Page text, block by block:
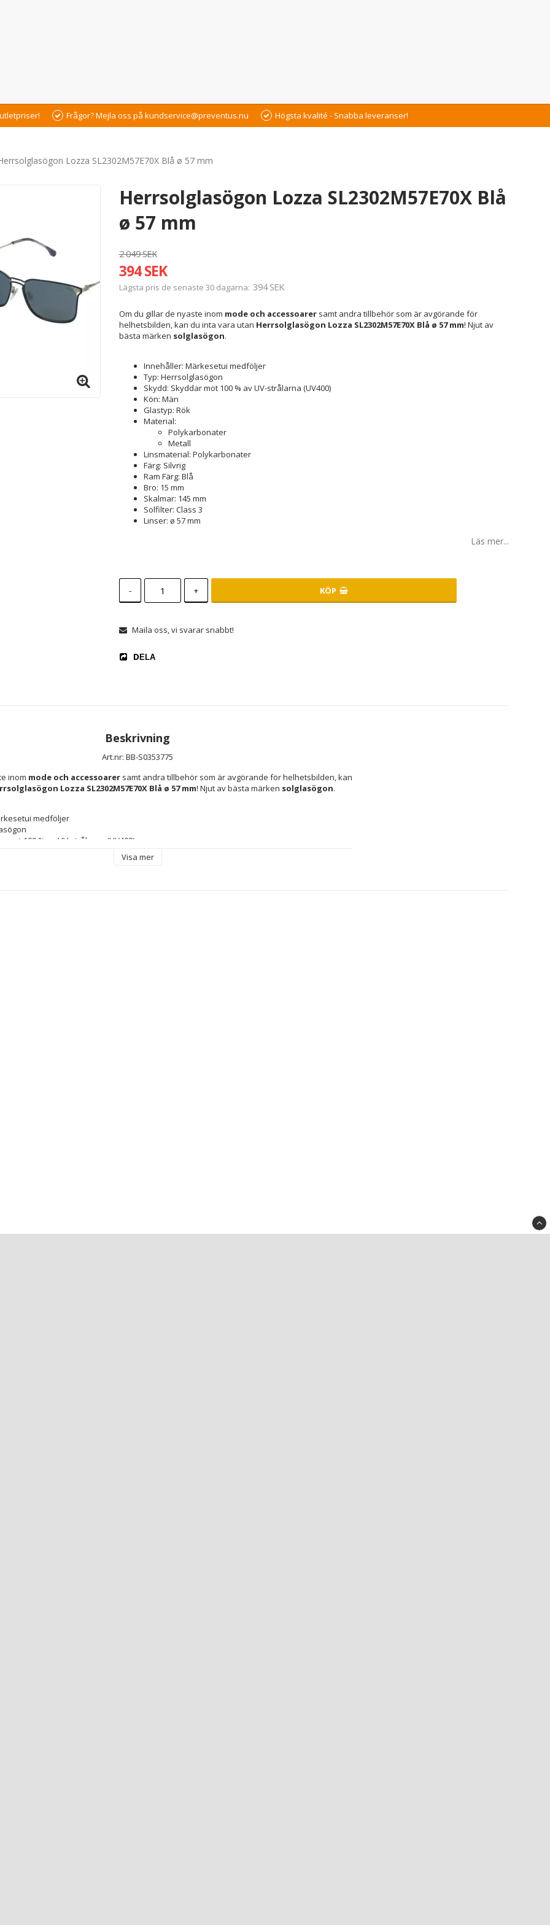
Frågor? Mejla oss på kundservice@preventus.nu Högsta kvalité - Snabba leveranser!
Lozza SL2302M57E70X Blå ø 57 mm
Herrsolglasögon Lozza SL2302M57E70X Blå
ø 57 mm
2 049 SEK
394 SEK
Lägsta pris de senaste 30 dagarna 394 SEK
Om du gillar de nyaste inom mode och accessoarersamt andra tillbehör som är avgörande för
helhetsbilden, kan du inta vara utan Herrsolglasögon Lozza SL2302M57E70X Blå ø 57 mm! Njut av
bästa märken solglasögon.
Innehåller: Märkesetui medföljer
Typ: Herrsolglasögon
Skydd: Skyddar mot 100 % av UV-strålarna (UV400)
Kön: Män
Glastyp: Rök
Material:
Polykarbonater
Metall
Linsmaterial: Polykarbonater
Färg: Silvrig
Ram Färg: Blå
Bro: 15 mm
Skalmar: 145 mm
Solfilter: Class 3
Linser: ø 57 mm
Läs mer...
- + KÖP
Maila oss, vi svarar snabbt!
DELA
Beskrivning
Art.nr: BB-S0353775
inom mode och accessoarer samt andra tillbehör som är avgörande för helhetsbilden, kan
Lozza SL2302M57E70X Blå ø 57 mm! Njut av bästa märken solglasögon.
medföljer
mot 100 % av UV-strålarna (UV400)
Visa mer